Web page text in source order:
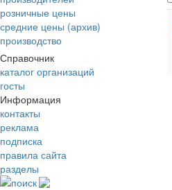
розничные цены
средние цены (архив)
производство
Справочник
каталог организаций
госты
Информация
контакты
реклама
подписка
правила сайта
разделы
поиск